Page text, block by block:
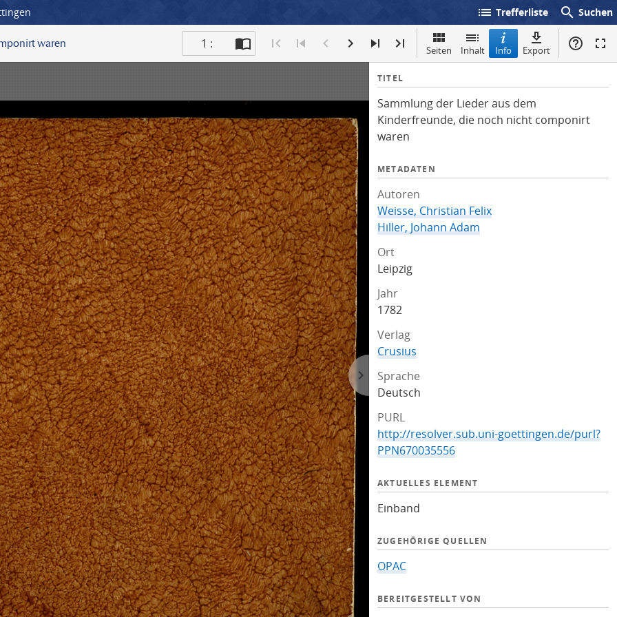
list Trefferliste search Suchen
waren 1 : Seiten Inhalt Info Export
I
f
o
TITEL
Sammlung der Lieder aus dem
Kinderfreunde, die noch nicht componirt
waren
METADATEN
Autoren
Weisse, Christian Felix
Hiller, Johann Adam
Ort
Leipzig
Jahr
1782
Verlag
Crusius
Sprache
Deutsch
PURL
http://resolver.sub.uni-goettingen.de/purl?
PPN670035556
AKTUELLES ELEMENT
Einband
ZUGEHÖRIGE QUELLEN
OPAC
BEREITGESTELLT VON